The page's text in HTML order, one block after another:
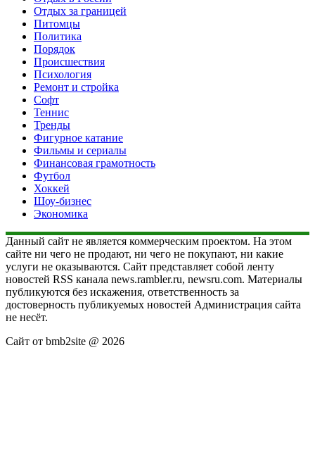
Отдых за границей
Питомцы
Политика
Порядок
Происшествия
Психология
Ремонт и стройка
Софт
Теннис
Тренды
Фигурное катание
Фильмы и сериалы
Финансовая грамотность
Футбол
Хоккей
Шоу-бизнес
Экономика
Данный сайт не является коммерческим проектом. На этом
сайте ни чего не продают, ни чего не покупают, ни какие
услуги не оказываются. Сайт представляет собой ленту
новостей RSS канала news.rambler.ru, newsru.com. Материалы
публикуются без искажения, ответственность за
достоверность публикуемых новостей Администрация сайта
не несёт.
Сайт от bmb2site @ 2026